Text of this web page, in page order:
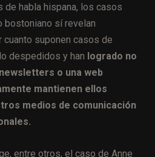
de habla hispana, los casos
sí revelan
suponen casos de
despedidos y han logrado no
o una web
mantienen ellos
medios de comunicación
entre otros, el caso de Anne